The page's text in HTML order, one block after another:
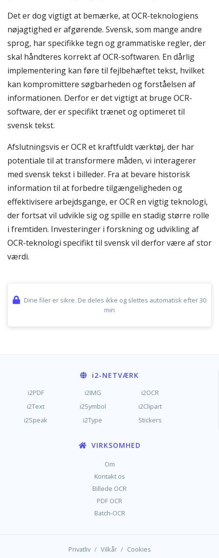
Det er dog vigtigt at bemærke, at OCR-teknologiens
nøjagtighed er afgørende. Svensk, som mange andre
sprog, har specifikke tegn og grammatiske regler, der
skal håndteres korrekt af OCR-softwaren. En dårlig
implementering kan føre til fejlbehæftet tekst, hvilket
kan kompromittere søgbarheden og forståelsen af
informationen. Derfor er det vigtigt at bruge OCR-
software, der er specifikt trænet og optimeret til
svensk tekst.
Afslutningsvis er OCR et kraftfuldt værktøj, der har
potentiale til at transformere måden, vi interagerer
med svensk tekst i billeder. Fra at bevare historisk
information til at forbedre tilgængeligheden og
effektivisere arbejdsgange, er OCR en vigtig teknologi,
der fortsat vil udvikle sig og spille en stadig større rolle
i fremtiden. Investeringer i forskning og udvikling af
OCR-teknologi specifikt til svensk vil derfor være af stor
værdi.
Dine filer er sikre. De deles ikke og slettes automatisk efter 30
min
i2-NETVÆRK
i2PDF i2IMG
i2OCR
i2Text
i2Symbol
i2Clipart
i2Speak
i2Type Stickers
VIRKSOMHED
Om
Kontakt os
Billede OCR
PDF OCR
Batch-OCR
Privatliv / Vilkår / Cookies